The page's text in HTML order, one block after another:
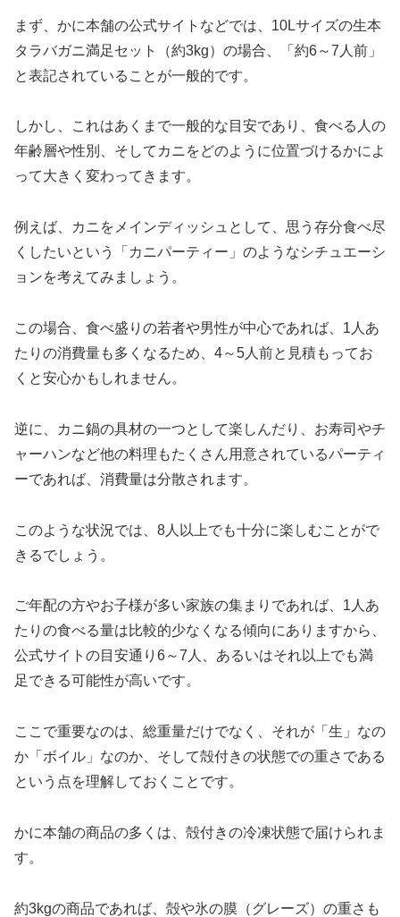
まず、かに本舗の公式サイトなどでは、10Lサイズの生本
タラバガニ満足セット（約3kg）の場合、「約6～7人前」
と表記されていることが一般的です。
しかし、これはあくまで一般的な目安であり、食べる人の
年齢層や性別、そしてカニをどのように位置づけるかによ
って大きく変わってきます。
例えば、カニをメインディッシュとして、思う存分食べ尽
くしたいという「カニパーティー」のようなシチュエーシ
ョンを考えてみましょう。
この場合、食べ盛りの若者や男性が中心であれば、1人あ
たりの消費量も多くなるため、4～5人前と見積もってお
くと安心かもしれません。
逆に、カニ鍋の具材の一つとして楽しんだり、お寿司やチ
ャーハンなど他の料理もたくさん用意されているパーティ
ーであれば、消費量は分散されます。
このような状況では、8人以上でも十分に楽しむことがで
きるでしょう。
ご年配の方やお子様が多い家族の集まりであれば、1人あ
たりの食べる量は比較的少なくなる傾向にありますから、
公式サイトの目安通り6～7人、あるいはそれ以上でも満
足できる可能性が高いです。
ここで重要なのは、総重量だけでなく、それが「生」なの
か「ボイル」なのか、そして殻付きの状態での重さである
という点を理解しておくことです。
かに本舗の商品の多くは、殻付きの冷凍状態で届けられま
す。
約3kgの商品であれば、殻や氷の膜（グレーズ）の重さも